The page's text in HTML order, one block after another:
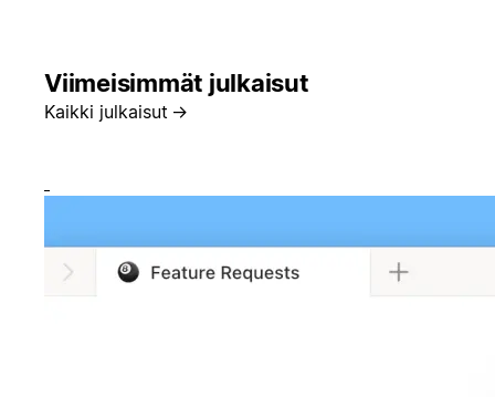
Viimeisimmät julkaisut
Kaikki julkaisut →